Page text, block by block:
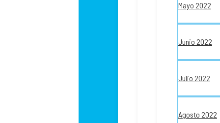
Mayo 2022
Junio 2022
Julio 2022
Agosto 2022